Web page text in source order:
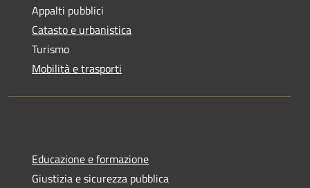
Appalti pubblici
Catasto e urbanistica
Turismo
Mobilità e trasporti
Educazione e formazione
Giustizia e sicurezza pubblica